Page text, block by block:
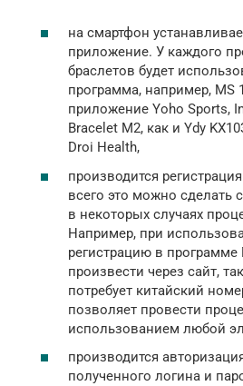
на смартфон
приложение. У каждого
браслетов будет
программа, например, MS
приложение Yoho Sports,
Bracelet M2, как и Ydy
Droi Health,
производится
всего это можно сделать
в некоторых случаях
Например, при
регистрацию в
произвести через сайт,
потребует китайский
позволяет провести
использованием любой
производится
полученного логина и